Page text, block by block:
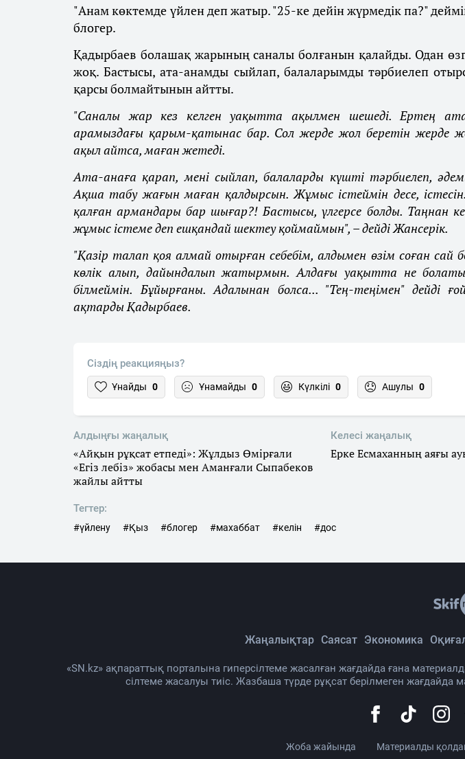
"Анам көктемде үйлен деп жатыр. "25-ке дейін жүрмедік па?"
блогер.
Қадырбаев болашақ жарының саналы болғанын қалайды. Одан
жоқ. Бастысы, ата-анамды сыйлап, балаларымды тәрбиелеп
қарсы болмайтынын айтты.
"Саналы жар кез келген уақытта ақылмен шешеді. Ертең ата-
арамыздағы қарым-қатынас бар. Сол жерде жол беретін жерде
ақыл айтса, маған жетеді.
Ата-анаға қарап, мені сыйлап, балаларды күшті тәрбиелеп,
Ақша табу жағын маған қалдырсын. Жұмыс істеймін десе,
қалған армандары бар шығар?! Бастысы, үлгерсе болды. Таңнан
жұмыс істеме деп ешқандай шектеу қоймаймын", – дейді Жансерік.
"Қазір талап қоя алмай отырған себебім, алдымен өзім соған сай
көлік алып, дайындалып жатырмын. Алдағы уақытта не
білмеймін. Бұйырғаны. Адалынан болса... "Тең-теңімен" дейді
ақтарды Қадырбаев.
Сіздің реакцияңыз?
Ұнайды 0 Ұнамайды 0 Күлкілі 0 Ашулы 0
Алдыңғы жаңалық
«Айқын рұқсат етпеді»: Жұлдыз Өмірғали
«Егіз лебіз» жобасы мен Аманғали Сыпабеков
жайлы айтты
Келесі жаңалық
Ерке Есмаханның аяғы
Тегтер:
#үйлену #Қыз #блогер #махаббат #келін #дос
«Ақ көйлек киген жоқ»: Сәкен
күтпеген жаңалық айтты
Сағыныш Назар 2026 ж. 08 там., 03:30
Желі қолданушылары әншінің бұл ісіне сүйсініп, ізгі тілектерін айтты.